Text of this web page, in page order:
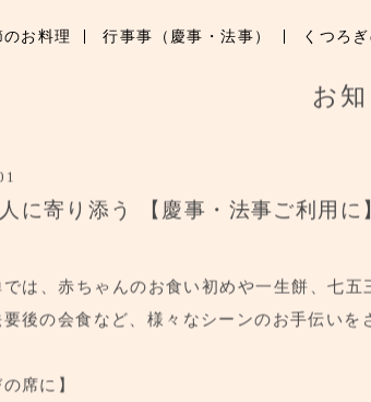
お
季節の
くつろ
のお料理 行事事（慶事・法事） くつろ
では、赤ちゃんのお食い初めや一生餅、七五